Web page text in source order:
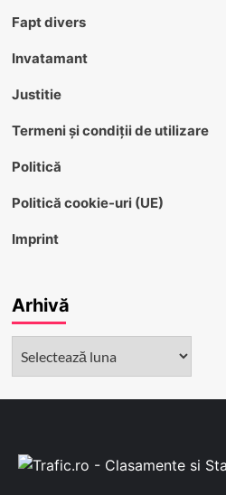
Fapt divers
Invatamant
Justitie
Termeni și condiții de utilizare
Politică
Politică cookie-uri (UE)
Imprint
Arhivă